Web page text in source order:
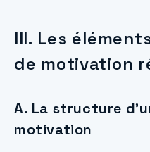
III. Les
de motivation
A. La structure
motivation